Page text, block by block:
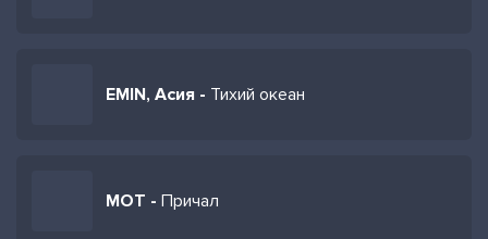
EMIN, Асия - Тихий океан
МОТ - Причал